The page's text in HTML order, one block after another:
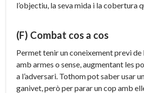
l’objectiu, la seva mida i la cobertura
(F) Combat cos a cos
Permet tenir un coneixement previ de
amb armes o sense, augmentant les
a l’adversari. Tothom pot saber usar
ganivet, però per parar un cop amb